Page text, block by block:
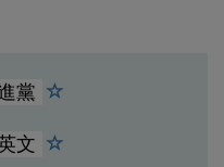
黨
文